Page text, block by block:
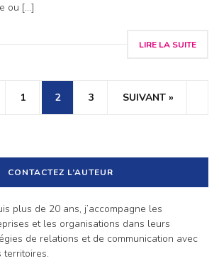
ou […]
LIRE LA SUITE
1 2 3 SUIVANT »
CONTACTEZ L’AUTEUR
plus de 20 ans, j’accompagne les
et les organisations dans leurs
de relations et de communication avec
territoires.